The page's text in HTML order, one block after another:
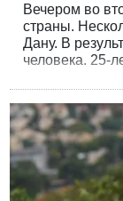
Вечером во
страны.
Дану. В
человека. 25-
средней
получила